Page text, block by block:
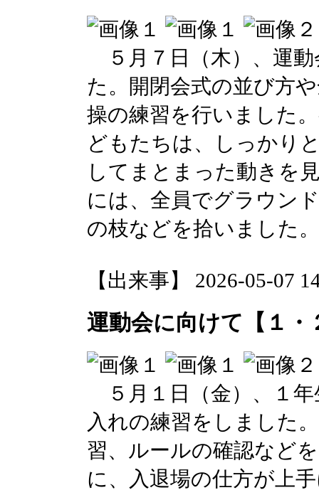
５月７日（木）、運
た。開閉会式の並び方
操の練習を行いました
どもたちは、しっかり
してまとまった動きを
には、全員でグラウン
の枝などを拾いました。
【出来事】 2026-05-07
運動会に向けて【１・
５月１日（金）、１年
入れの練習をしました
習、ルールの確認など
に、入退場の仕方が上